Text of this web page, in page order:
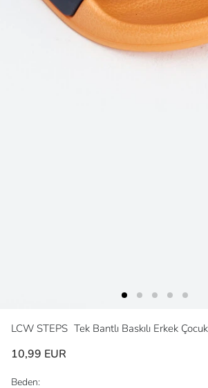
LCW STEPS Tek Bantlı Baskılı Erkek
10,99 EUR
Beden: